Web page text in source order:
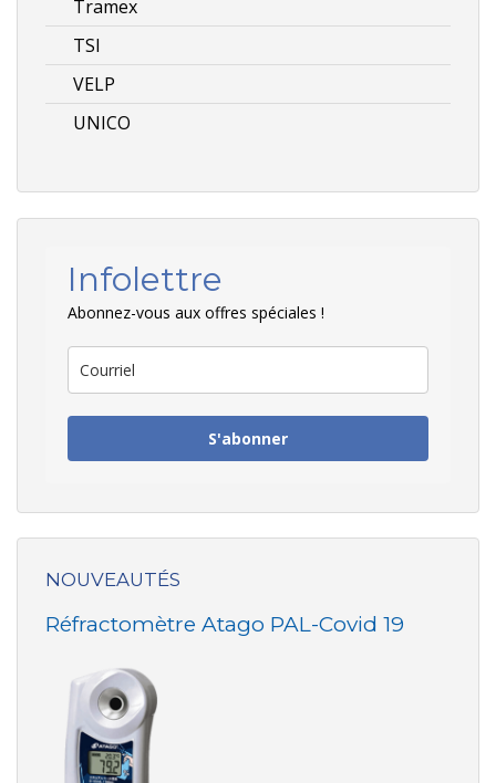
Tramex
TSI
VELP
UNICO
Infolettre
Abonnez-vous aux offres spéciales !
S'abonner
NOUVEAUTÉS
Réfractomètre Atago PAL-Covid 19